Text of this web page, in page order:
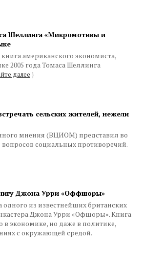
Шеллинга «Микромотивы и
американского экономиста,
2005 года Томаса Шеллинга
далее }
сельских жителей, нежели
мнения (ВЦИОМ) представил во
социальных противоречий.
Джона Урри «Оффшоры»
из известнейших британских
Джона Урри «Офшоры». Книга
в экономике, но даже в политике,
с окружающей средой.